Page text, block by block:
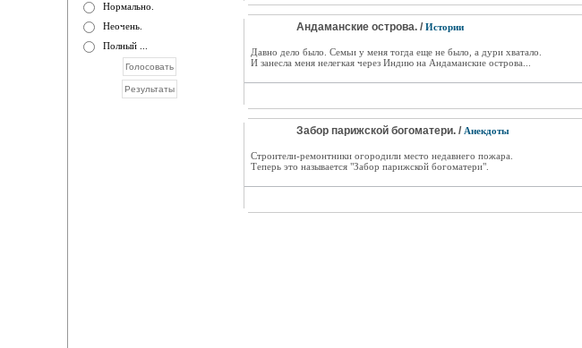
Нормально.
Неочень.
Полный ...
Андаманские острова. / Истории
Давно дело было. Семьи у меня тогда еще не было, а дури хватало.
И занесла меня нелегкая через Индию на Андаманские острова...
Забор парижской богоматери. / Анекдоты
Строители-ремонтники огородили место недавнего пожара.
Теперь это называется "Забор парижской богоматери".